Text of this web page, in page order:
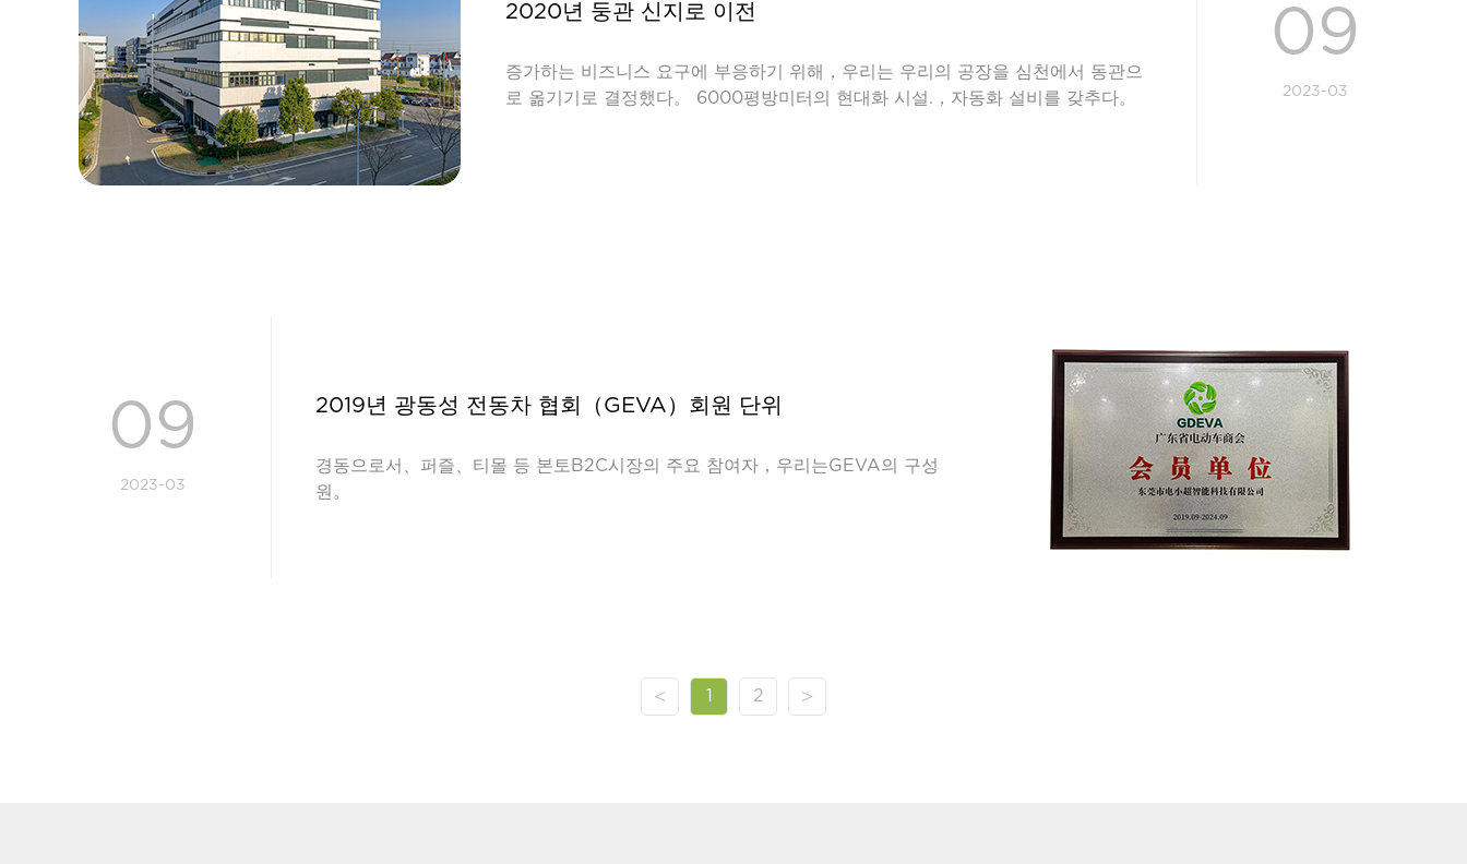
2020년 둥관 신지로 이전
증가하는 비즈니스 요구에 부응하기 위해，우리는 우리의 공장을 심천에서 동관으
로 옮기기로 결정했다。 6000평방미터의 현대화 시설.，자동화 설비를 갖추다。
09
2023-03
2019년 광동성 전동차 협회（GEVA）회원 단위
경동으로서、퍼즐、티몰 등 본토B2C시장의 주요 참여자，우리는GEVA의 구성
원。
09
2023-03
< 1 2 >